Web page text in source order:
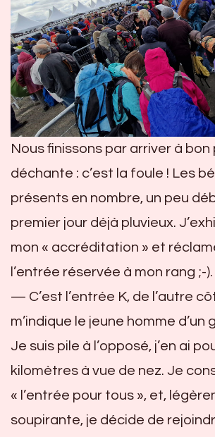
Nous finissons par arriver à bon
déchante : c’est la foule ! Les
présents en nombre, un peu
premier jour déjà pluvieux.
mon « accréditation » et
l’entrée réservée à mon rang ;-).
— C’est l’entrée K, de l’autre
m’indique le jeune homme d’un
Je suis pile à l’opposé, j’en ai
kilomètres à vue de nez. Je
« l’entrée pour tous », et,
soupirante, je décide de